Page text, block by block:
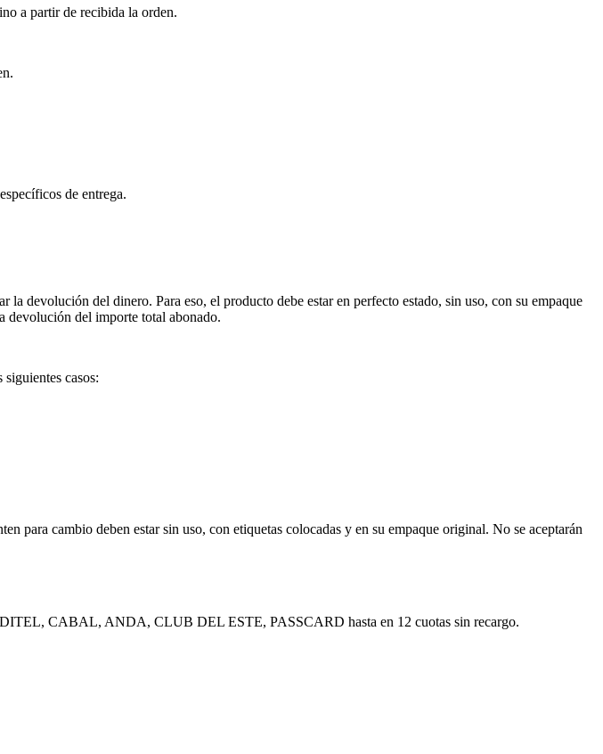
a partir de recibida la orden.
de entrega.
devolución del dinero. Para eso, el producto debe estar en perfecto estado, sin uso, con su empaque
devolución del importe total abonado.
casos:
para cambio deben estar sin uso, con etiquetas colocadas y en su empaque original. No se aceptarán
CABAL, ANDA, CLUB DEL ESTE, PASSCARD hasta en 12 cuotas sin recargo.